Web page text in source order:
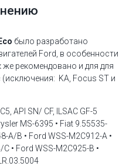
было разработано
Ford, в особенности
же рекомендовано и для для
KA, Focus ST и
API SN/ CF, ILSAC GF-5
MS-6395 • Fiat 9.55535-
A/B • Ford WSS-M2C912-A •
• Ford WSS-M2C925-B •